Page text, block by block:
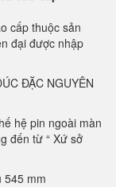
cấp thuộc sản
đại được nhập
ĐẶC NGUYÊN
hệ pin ngoài màn
đến từ “ Xứ sở
545 mm